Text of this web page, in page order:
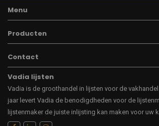
Menu
Producten
Contact
Vadia lijsten
Vadia is de groothandel in lijsten voor de
jaar levert Vadia de benodigdheden voor de
lijstenmaker de juiste inlijsting kan maken voor uw